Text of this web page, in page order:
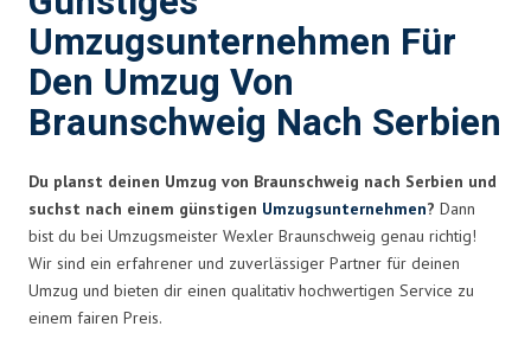
Umzugsunternehmen Für
Den Umzug Von
Braunschweig Nach Serbien
Du planst deinen Umzug von Braunschweig nach Serbien und
suchst nach einem günstigen Umzugsunternehmen? Dann
bist du bei Umzugsmeister Wexler Braunschweig genau richtig!
Wir sind ein erfahrener und zuverlässiger Partner für deinen
Umzug und bieten dir einen qualitativ hochwertigen Service zu
einem fairen Preis.